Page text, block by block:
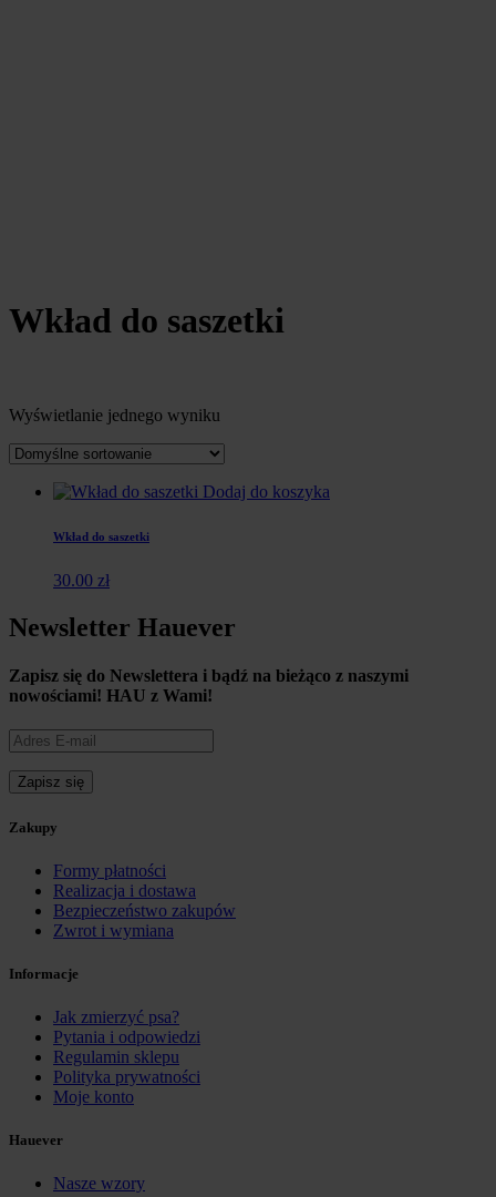
Wkład do saszetki
Wyświetlanie jednego wyniku
Dodaj do koszyka
Wkład do saszetki
30.00 zł
Newsletter Hauever
Zapisz się do Newslettera i bądź na bieżąco z naszymi
nowościami! HAU z Wami!
Zakupy
Formy płatności
Realizacja i dostawa
Bezpieczeństwo zakupów
Zwrot i wymiana
Informacje
Jak zmierzyć psa?
Pytania i odpowiedzi
Regulamin sklepu
Polityka prywatności
Moje konto
Hauever
Nasze wzory